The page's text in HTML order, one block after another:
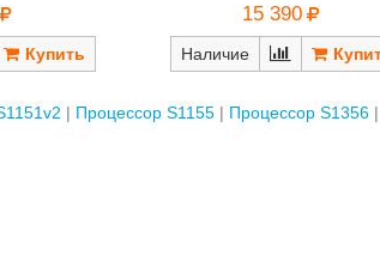
15 390
Наличие
Процессор S1155
Процессор S1356